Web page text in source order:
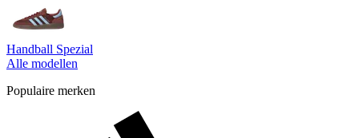
Handball Spezial
Alle modellen
Populaire merken